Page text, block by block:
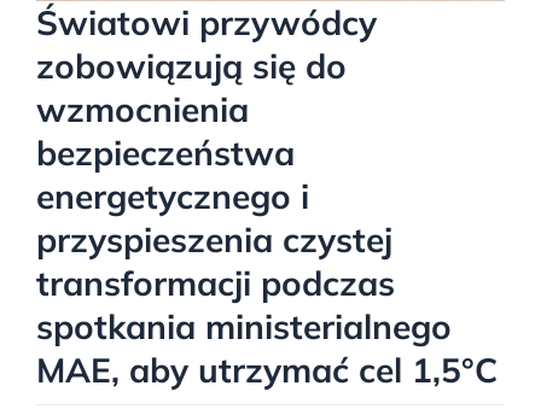
Światowi przywódcy
zobowiązują się do
wzmocnienia
bezpieczeństwa
energetycznego i
przyspieszenia czystej
transformacji podczas
spotkania ministerialnego
MAE, aby utrzymać cel 1,5°C